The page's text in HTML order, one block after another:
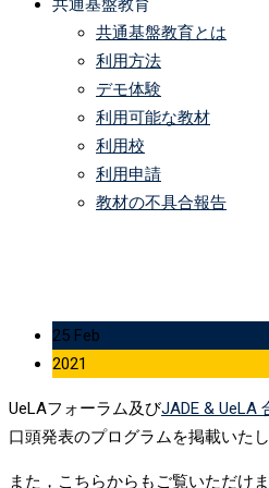
共通基盤教育
共通基盤教育とは
利用方法
デモ体験
利用可能な教材
利用校
利用申請
教材の不具合報告
25 Feb
2021
UeLAフォーラム及びJADE & UeLA
口頭発表のプログラムを掲載いた
また，こちらからもご覧いただけま